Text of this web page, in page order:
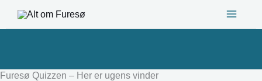
Furesø Quizzen – Her er ugens vinder